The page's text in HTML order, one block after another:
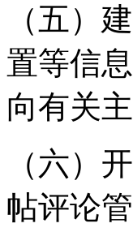
（五）
置等信
向有关
（六）
帖评论